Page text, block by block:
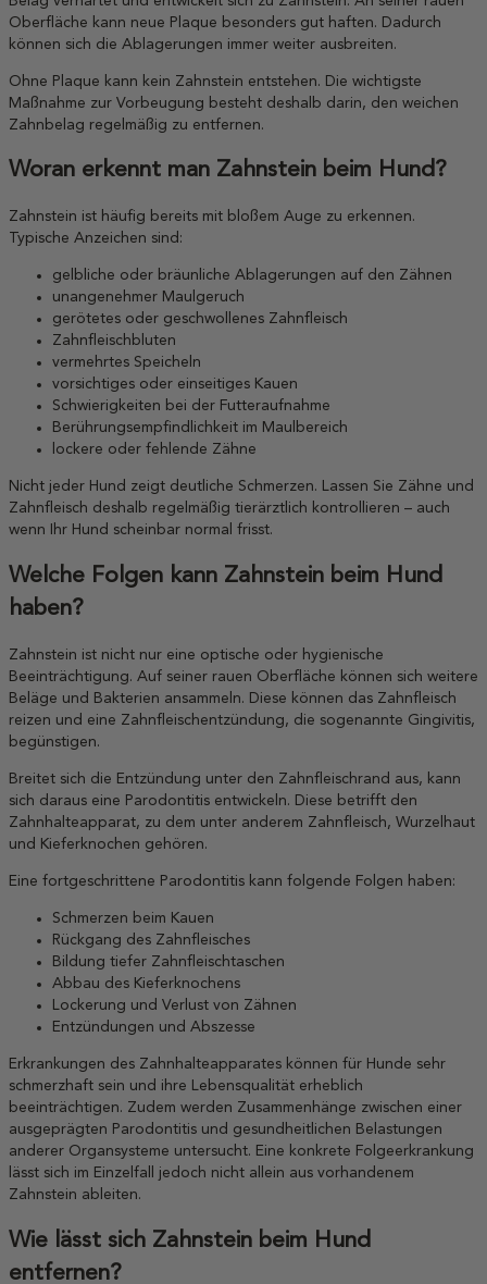
Oberfläche kann neue Plaque besonders gut haften. Dadurch
können sich die Ablagerungen immer weiter ausbreiten.
Ohne Plaque kann kein Zahnstein entstehen. Die wichtigste
Maßnahme zur Vorbeugung besteht deshalb darin, den weichen
Zahnbelag regelmäßig zu entfernen.
Woran erkennt man Zahnstein beim Hund?
Zahnstein ist häufig bereits mit bloßem Auge zu erkennen.
Typische Anzeichen sind:
gelbliche oder bräunliche Ablagerungen auf den Zähnen
unangenehmer Maulgeruch
gerötetes oder geschwollenes Zahnfleisch
Zahnfleischbluten
vermehrtes Speicheln
vorsichtiges oder einseitiges Kauen
Schwierigkeiten bei der Futteraufnahme
Berührungsempfindlichkeit im Maulbereich
lockere oder fehlende Zähne
Nicht jeder Hund zeigt deutliche Schmerzen. Lassen Sie Zähne und
Zahnfleisch deshalb regelmäßig tierärztlich kontrollieren – auch
wenn Ihr Hund scheinbar normal frisst.
Welche Folgen kann Zahnstein beim Hund
haben?
Zahnstein ist nicht nur eine optische oder hygienische
Beeinträchtigung. Auf seiner rauen Oberfläche können sich weitere
Beläge und Bakterien ansammeln. Diese können das Zahnfleisch
reizen und eine Zahnfleischentzündung, die sogenannte Gingivitis,
begünstigen.
Breitet sich die Entzündung unter den Zahnfleischrand aus, kann
sich daraus eine Parodontitis entwickeln. Diese betrifft den
Zahnhalteapparat, zu dem unter anderem Zahnfleisch, Wurzelhaut
und Kieferknochen gehören.
Eine fortgeschrittene Parodontitis kann folgende Folgen haben:
Schmerzen beim Kauen
Rückgang des Zahnfleisches
Bildung tiefer Zahnfleischtaschen
Abbau des Kieferknochens
Lockerung und Verlust von Zähnen
Entzündungen und Abszesse
Erkrankungen des Zahnhalteapparates können für Hunde sehr
schmerzhaft sein und ihre Lebensqualität erheblich
beeinträchtigen. Zudem werden Zusammenhänge zwischen einer
ausgeprägten Parodontitis und gesundheitlichen Belastungen
anderer Organsysteme untersucht. Eine konkrete Folgeerkrankung
lässt sich im Einzelfall jedoch nicht allein aus vorhandenem
Zahnstein ableiten.
Wie lässt sich Zahnstein beim Hund
entfernen?